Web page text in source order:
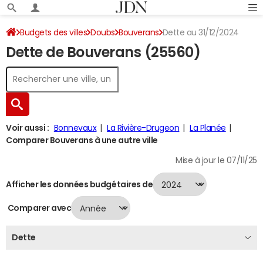
Budgets des villes Doubs Bouverans Dette au 31/12/2024
Dette de Bouverans (25560)
Voir aussi : Bonnevaux La Rivière-Drugeon
La Planée
Comparer Bouverans à une autre ville
Mise à jour le 07/11/25
Afficher les données budgétaires de
Comparer avec
Dette